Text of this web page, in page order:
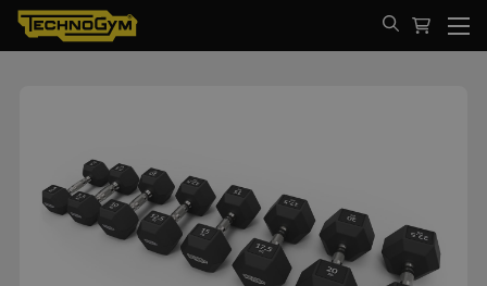
Spring til indhold